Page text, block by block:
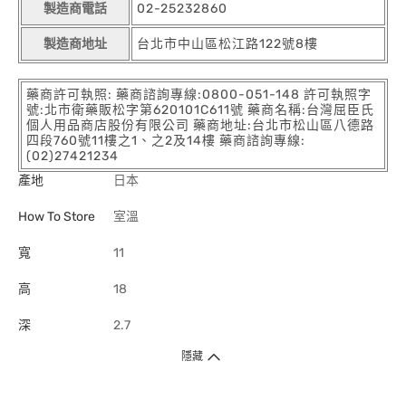
製造商電話 02-25232860
製造商地址 台北市中山區松江路122號8樓
藥商許可執照: 藥商諮詢專線:0800-051-148 許可執照字
號:北市衛藥販松字第620101C611號 藥商名稱:台灣屈臣氏
個人用品商店股份有限公司 藥商地址:台北市松山區八德路
四段760號11樓之1、之2及14樓 藥商諮詢專線:
(02)27421234
產地
日本
How To Store 室溫
寬 11
高 18
深 2.7
隱藏